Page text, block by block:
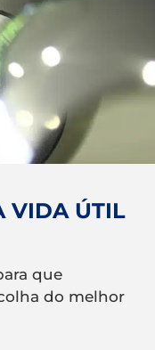
VIDA ÚTIL
que
do melhor